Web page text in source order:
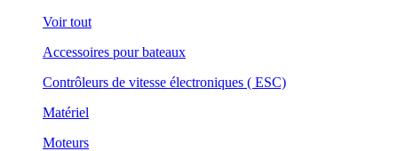
Voir tout
Accessoires pour bateaux
Contrôleurs de vitesse électroniques ( ESC)
Matériel
Moteurs